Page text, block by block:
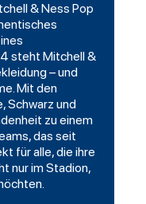
& Ness Pop
steht Mitchell &
– und
Mit den
Schwarz und
zu einem
das seit
für alle, die ihre
nur im Stadion,